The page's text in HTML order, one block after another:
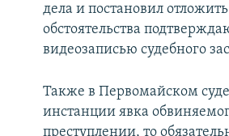
дела и постановил
обстоятельства
видеозаписью судебного
Также в Первомайском
инстанции явка
преступлении, то